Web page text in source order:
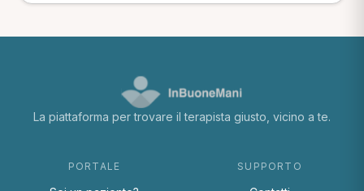
La piattaforma per trovare il terapista giusto, vicino a te.
PORTALE SUPPORTO